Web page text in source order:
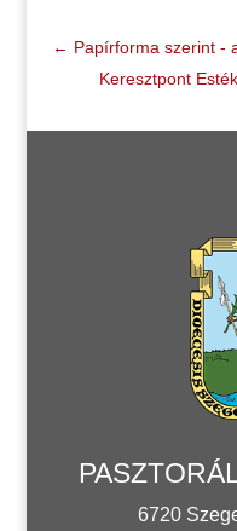
← Papírforma szerint -
Keresztpont
6720